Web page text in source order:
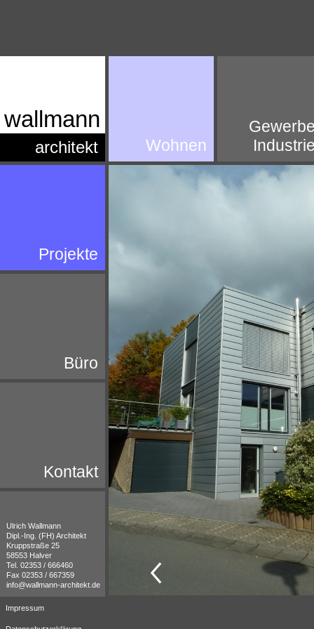
Wohnen
Projekte
Büro
Kontakt
Ulrich Wallmann
Dipl.-Ing. (FH) Architekt
Kruppstraße 25
58553 Halver
Tel. 02353 / 666460
Fax 02353 / 667359
info@wallmann-architekt.de
wallmann
architekt
Impressum